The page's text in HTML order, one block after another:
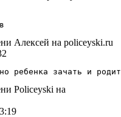
ребенка зачать и